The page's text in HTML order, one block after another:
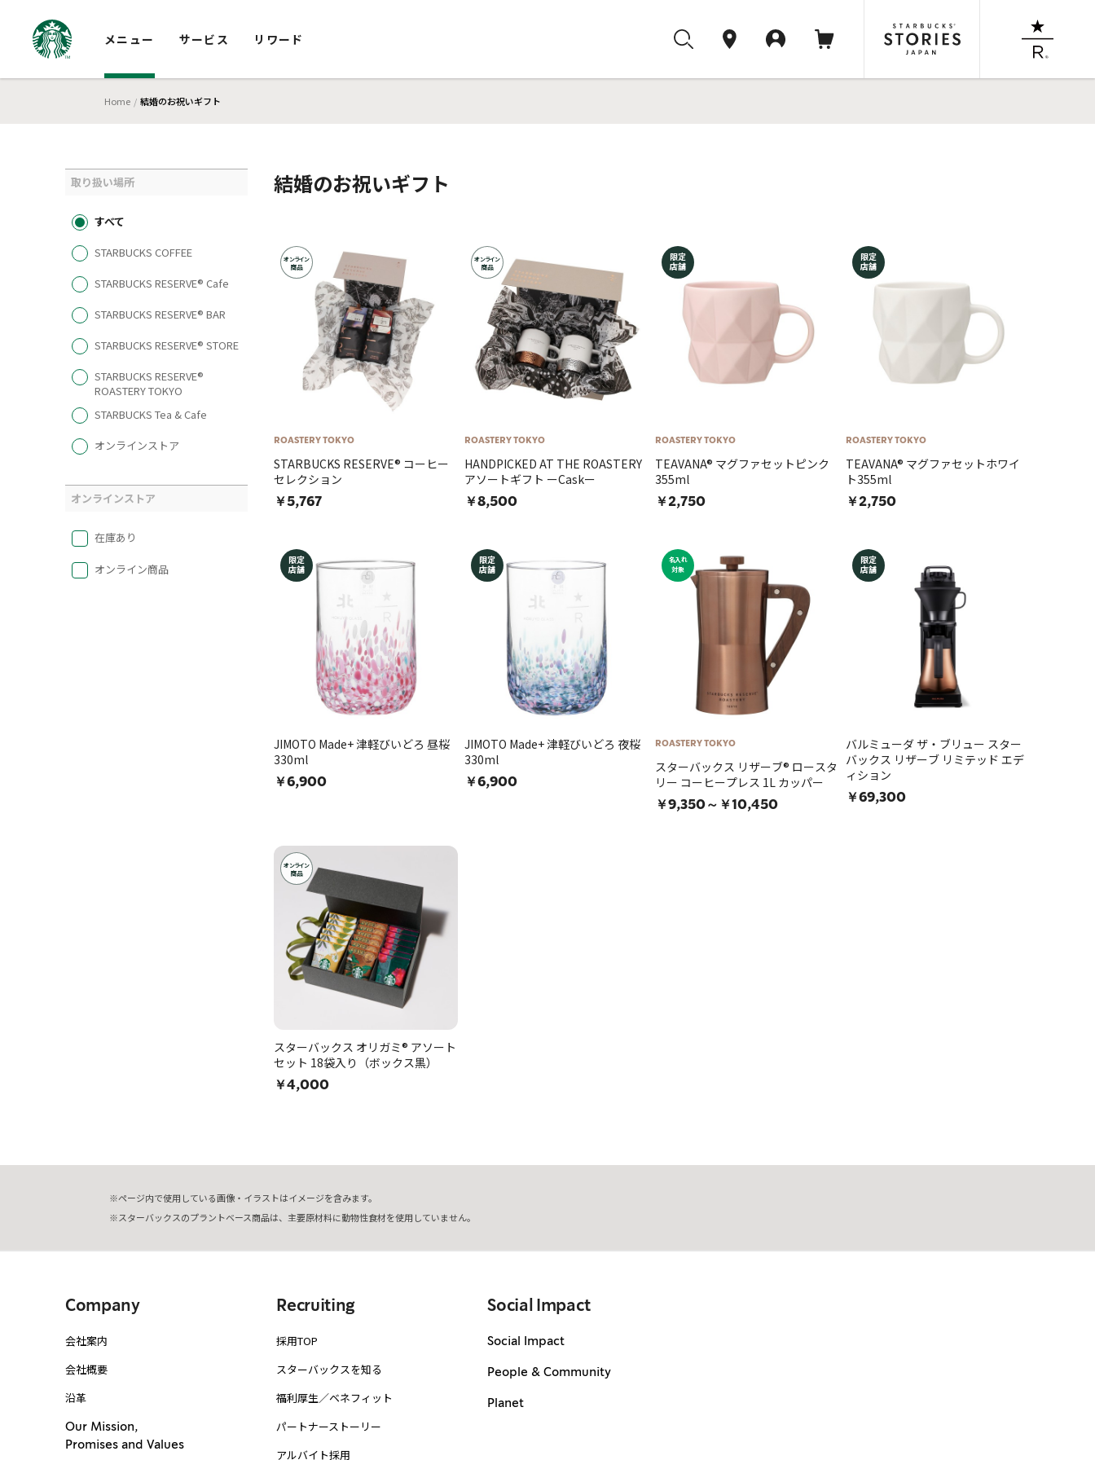
メニュー サービス リワード
Home 結婚のお祝いギフト
取り扱い場所
すべて
STARBUCKS COFFEE
STARBUCKS RESERVE® Cafe
STARBUCKS RESERVE® BAR
STARBUCKS RESERVE® STORE
STARBUCKS RESERVE®
ROASTERY TOKYO
STARBUCKS Tea & Cafe
オンラインストア
オンラインストア
在庫あり
オンライン商品
結婚のお祝いギフト
オンライン
商品
ROASTERY TOKYO
STARBUCKS RESERVE® コーヒー
セレクション
￥5,767
オンライン
商品
ROASTERY TOKYO
HANDPICKED AT THE ROASTERY
アソートギフト ーCaskー
￥8,500
限定
店舗
ROASTERY TOKYO
TEAVANA® マグファセットピンク
355ml
￥2,750
限定
店舗
ROASTERY TOKYO
TEAVANA® マグファセットホワイ
ト355ml
￥2,750
限定
店舗
JIMOTO Made+ 津軽びいどろ 昼桜
330ml
￥6,900
限定
店舗
JIMOTO Made+ 津軽びいどろ 夜桜
330ml
￥6,900
名入れ
対象
ROASTERY TOKYO
スターバックス リザーブ® ロースタ
リー コーヒープレス 1L カッパー
￥9,350～￥10,450
限定
店舗
バルミューダ ザ・ブリュー スター
バックス リザーブ リミテッド エデ
ィション
￥69,300
オンライン
商品
スターバックス オリガミ® アソート
セット 18袋入り（ボックス黒）
￥4,000
ページ内で使用している画像・イラストはイメージを含みます。
スターバックスのプラントベース商品は、主要原材料に動物性食材を使用していません。
Company
会社案内
会社概要
沿革
Our Mission,
Promises and Values
Recruiting
採用TOP
スターバックスを知る
福利厚生／ベネフィット
パートナーストーリー
アルバイト採用
Social Impact
Social Impact
People & Community
Planet